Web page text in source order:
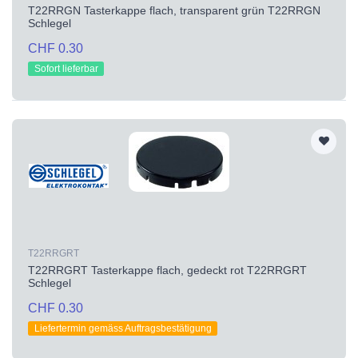
T22RRGN Tasterkappe flach, transparent grün T22RRGN
Schlegel
CHF 0.30
Sofort lieferbar
T22RRGRT
T22RRGRT Tasterkappe flach, gedeckt rot T22RRGRT
Schlegel
CHF 0.30
Liefertermin gemäss Auftragsbestätigung